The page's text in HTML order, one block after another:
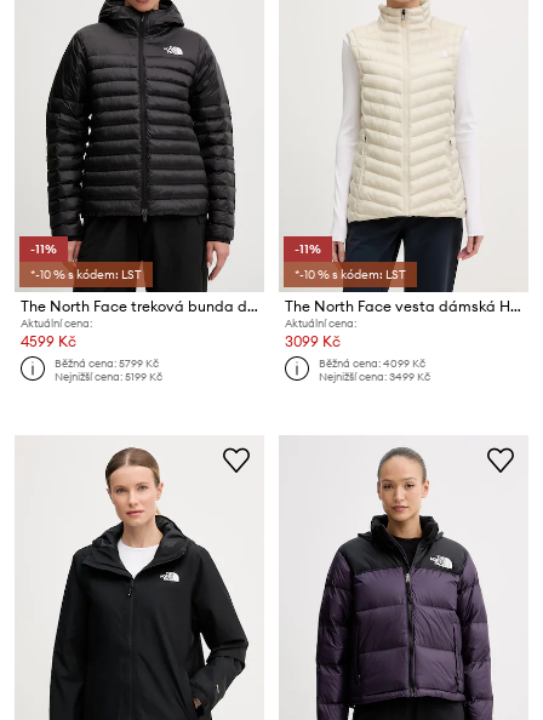
-11%
*-10 % s kódem: LST
The North Face treková bunda dámská TERRA PEAK
Aktuální cena:
4599 Kč
Běžná cena:5799 Kč
Nejnižší cena:5199 Kč
-11%
*-10 % s kódem: LST
The North Face vesta dámská HUILA
Aktuální cena:
3099 Kč
Běžná cena:4099 Kč
Nejnižší cena:3499 Kč